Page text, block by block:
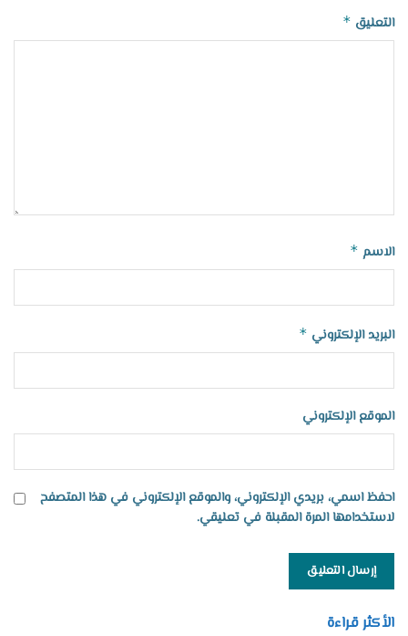
التعليق *
الاسم *
البريد الإلكتروني *
الموقع الإلكتروني
احفظ اسمي، بريدي الإلكتروني، والموقع الإلكتروني في هذا المتصفح
لاستخدامها المرة المقبلة في تعليقي.
الأكثر قراءة